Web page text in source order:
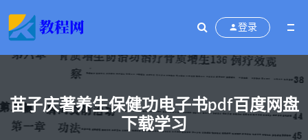
登录
苗子庆著养生保健功电子书pdf百度网盘
下载学习